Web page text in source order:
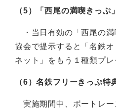
（5）「西尾の満喫きっぷ
・当日有効の「西尾の満
協会で提示すると「名鉄
ネット」をもう１種類プ
（6）名鉄フリーきっぷ特
実施期間中、ボートレー